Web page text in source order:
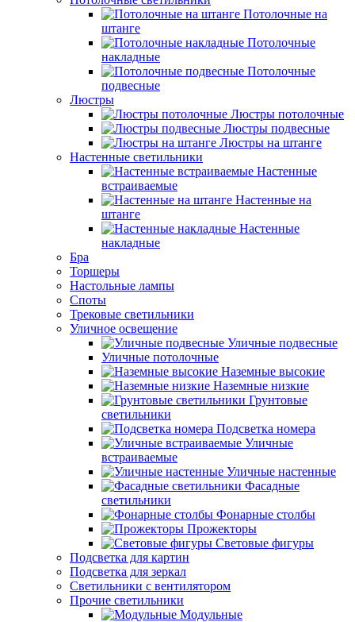
Потолочные на
штанге
Потолочные
накладные
Потолочные
подвесные
Люстры
Люстры потолочные
Люстры подвесные
Люстры на штанге
Настенные светильники
Настенные
встраиваемые
Настенные на
штанге
Настенные
накладные
Бра
Торшеры
Настольные лампы
Споты
Трековые светильники
Уличное освещение
Уличные подвесные
Уличные потолочные
Наземные высокие
Наземные низкие
Грунтовые
светильники
Подсветка номера
Уличные
встраиваемые
Уличные настенные
Фасадные
светильники
Фонарные столбы
Прожекторы
Световые фигуры
Подсветка для картин
Подсветка для зеркал
Светильники с вентилятором
Прочие светильники
Модульные